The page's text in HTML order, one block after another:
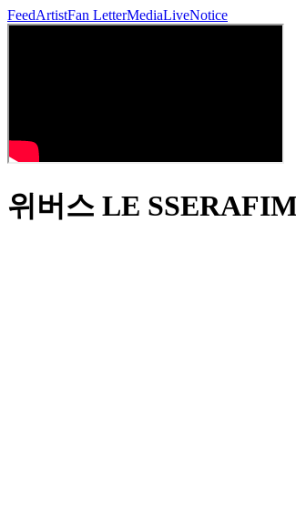
FeedArtistFan LetterMediaLiveNotice
위버스 LE